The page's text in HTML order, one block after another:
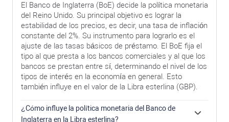
El Banco de Inglaterra (BoE) decide la política monetaria
del Reino Unido. Su principal objetivo es lograr la
estabilidad de los precios, es decir, una tasa de inflación
constante del 2%. Su instrumento para lograrlo es el
ajuste de las tasas básicos de préstamo. El BoE fija el
tipo al que presta a los bancos comerciales y al que los
bancos se prestan entre sí, determinando el nivel de los
tipos de interés en la economía en general. Esto
también influye en el valor de la Libra esterlina (GBP).
¿Cómo influye la política monetaria del Banco de
Inglaterra en la Libra esterlina?